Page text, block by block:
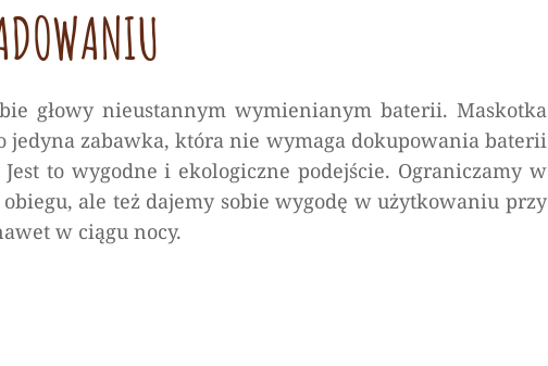
głowy nieustannym wymienianym baterii. Maskotka
jedyna zabawka, która nie wymaga dokupowania baterii
to wygodne i ekologiczne podejście. Ograniczamy w
ale też dajemy sobie wygodę w użytkowaniu przy
w ciągu nocy.